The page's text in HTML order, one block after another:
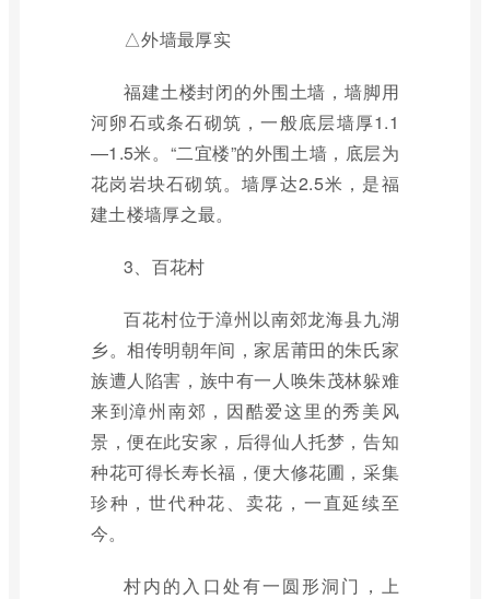
△外墙最厚实
福建土楼封闭的外围土墙，墙脚用
河卵石或条石砌筑，一般底层墙厚1.1
—1.5米。“二宜楼”的外围土墙，底层为
花岗岩块石砌筑。墙厚达2.5米，是福
建土楼墙厚之最。
3、百花村
百花村位于漳州以南郊龙海县九湖
乡。相传明朝年间，家居莆田的朱氏家
族遭人陷害，族中有一人唤朱茂林躲难
来到漳州南郊，因酷爱这里的秀美风
景，便在此安家，后得仙人托梦，告知
种花可得长寿长福，便大修花圃，采集
珍种，世代种花、卖花，一直延续至
今。
村内的入口处有一圆形洞门，上